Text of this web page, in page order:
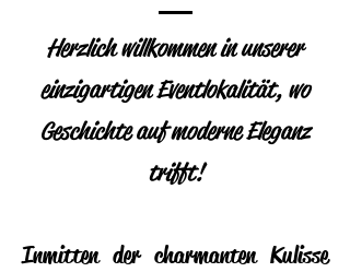
Herzlich willkommen in unserer
einzigartigen Eventlokalität, wo
Geschichte auf moderne Eleganz
trifft!
Inmitten der charmanten Kulisse